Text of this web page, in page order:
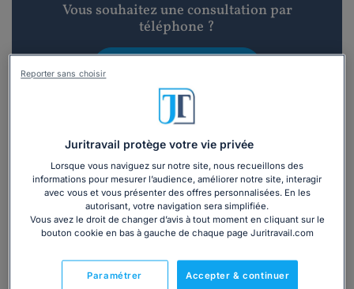
Vous souhaitez une consultation par
téléphone ?
01 75 75 42 33
vendredi)
Vous êtes avocat ?
Présentation
Maître Philippe-Georges FEITUSSI est avocat inscrit au
Juritravail protège votre vie privée
Lorsque vous naviguez sur notre site, nous recueillons des
informations pour mesurer l’audience, améliorer notre site, interagir
avec vous et vous présenter des offres personnalisées. En les
autorisant, votre navigation sera simplifiée.
Vous avez le droit de changer d’avis à tout moment en cliquant sur le
bouton cookie en bas à gauche de chaque page Juritravail.com
Accepter & continuer
Paramétrer
Reporter sans choisir